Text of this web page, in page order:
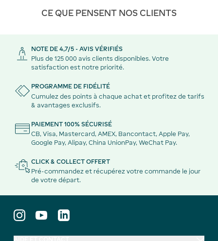
CE QUE PENSENT NOS CLIENTS
NOTE DE 4,7/5 - AVIS VÉRIFIÉS
Plus de 125 000 avis clients disponibles. Votre
satisfaction est notre priorité.
PROGRAMME DE FIDÉLITÉ
Cumulez des points à chaque achat et profitez de tarifs
& avantages exclusifs.
PAIEMENT 100% SÉCURISÉ
CB, Visa, Mastercard, AMEX, Bancontact, Apple Pay,
Google Pay, Alipay, China UnionPay, WeChat Pay.
CLICK & COLLECT OFFERT
Pré-commandez et récupérez votre commande le jour
de votre départ.